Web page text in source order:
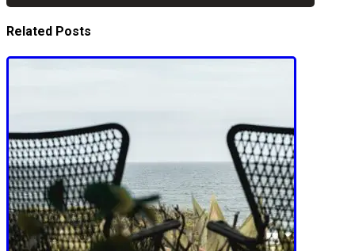
Related Posts